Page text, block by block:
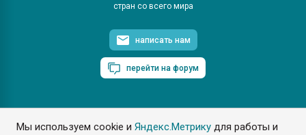
Мы используем cookie иЯндекс.Метрику для работы и
стран со всего мира
написать нам
перейти на форум
ПластЭксперт © 2006. Все права защищены